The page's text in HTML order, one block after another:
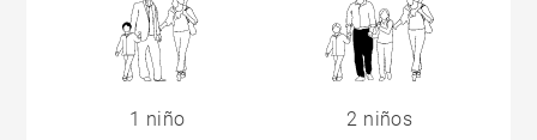
1 niño 2 niños